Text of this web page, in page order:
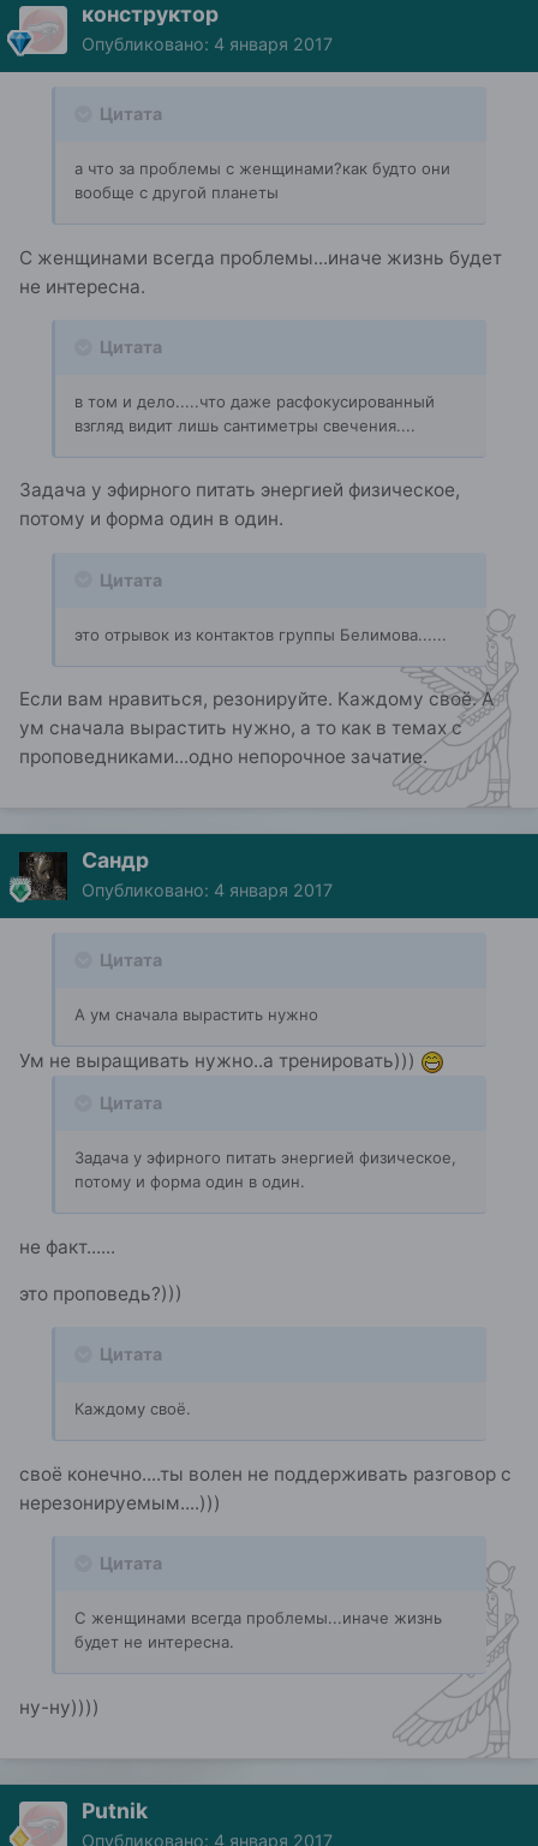
конструктор
Опубликовано: 4 января 2017
Цитата
а что за проблемы с женщинами?как будто они
вообще с другой планеты
С женщинами всегда проблемы...иначе жизнь будет
не интересна.
Цитата
в том и дело.....что даже расфокусированный
взгляд видит лишь сантиметры свечения....
Задача у эфирного питать энергией физическое,
потому и форма один в один.
Цитата
это отрывок из контактов группы Белимова......
Если вам нравиться, резонируйте. Каждому своё. А
ум сначала вырастить нужно, а то как в темах с
проповедниками...одно непорочное зачатие.
Сандр
Опубликовано: 4 января 2017
Цитата
А ум сначала вырастить нужно
Ум не выращивать нужно..а тренировать)))
Цитата
Задача у эфирного питать энергией физическое,
потому и форма один в один.
не факт......
это проповедь?)))
Цитата
Каждому своё.
своё конечно....ты волен не поддерживать разговор с
нерезонируемым....)))
Цитата
С женщинами всегда проблемы...иначе жизнь
будет не интересна.
ну-ну))))
Putnik
Опубликовано: 4 января 2017